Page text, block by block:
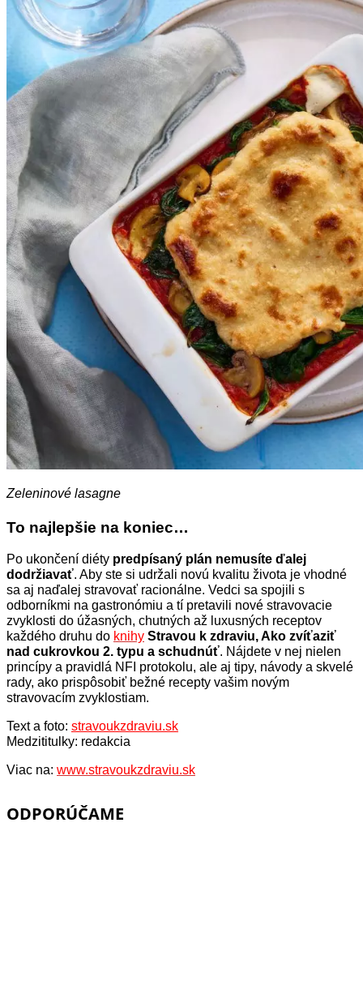
Zeleninové lasagne
To najlepšie na koniec…
Po ukončení diéty predpísaný plán nemusíte ďalej
dodržiavať. Aby ste si udržali novú kvalitu života je vhodné
sa aj naďalej stravovať racionálne. Vedci sa spojili s
odborníkmi na gastronómiu a tí pretavili nové stravovacie
zvyklosti do úžasných, chutných až luxusných receptov
každého druhu do knihy Stravou k zdraviu, Ako zvíťaziť
nad cukrovkou 2. typu a schudnúť. Nájdete v nej nielen
princípy a pravidlá NFI protokolu, ale aj tipy, návody a skvelé
rady, ako prispôsobiť bežné recepty vašim novým
stravovacím zvyklostiam.
Text a foto: stravoukzdraviu.sk
Medzititulky: redakcia
Viac na: www.stravoukzdraviu.sk
ODPORÚČAME